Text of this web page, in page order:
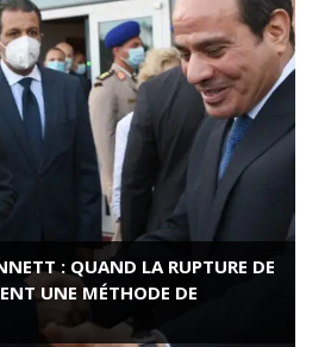
: QUAND LA RUPTURE DE
UNE MÉTHODE DE